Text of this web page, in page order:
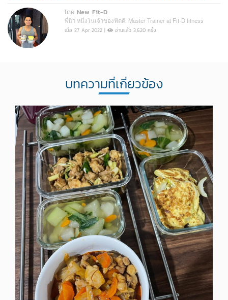
โดย New Fit-D
พี่นิว หนึ่งในเจ้าของฟิตดี, Master Trainer at Fit-D fitness
เมื่อ 27 Apr 2022 | อ่านแล้ว 3,620 ครั้ง
บทความที่เกี่ยวข้อง